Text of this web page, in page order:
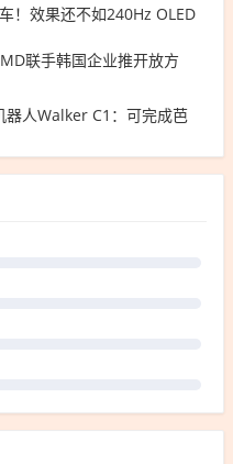
！效果还不如240Hz OLED
联手韩国企业推开放方
人Walker C1：可完成芭